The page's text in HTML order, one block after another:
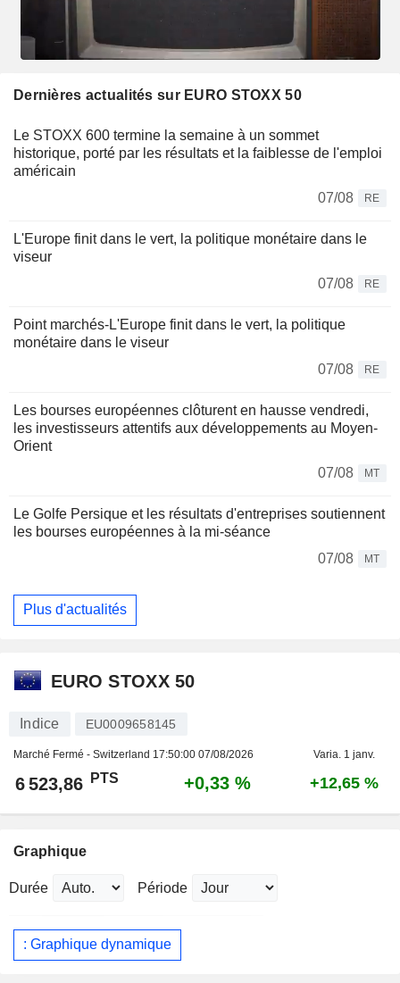
Dernières actualités sur EURO STOXX 50
Le STOXX 600 termine la semaine à un sommet
historique, porté par les résultats et la faiblesse de l'emploi
américain
07/08
RE
L'Europe finit dans le vert, la politique monétaire dans le
viseur
07/08
RE
Point marchés-L'Europe finit dans le vert, la politique
monétaire dans le viseur
07/08
RE
Les bourses européennes clôturent en hausse vendredi,
les investisseurs attentifs aux développements au Moyen-
Orient
07/08
MT
Le Golfe Persique et les résultats d'entreprises soutiennent
les bourses européennes à la mi-séance
07/08
MT
Plus d'actualités
EURO STOXX 50
Indice EU0009658145
Marché Fermé - Switzerland 17:50:00 07/08/2026 Varia. 1 janv.
6 523,86 PTS +0,33 % +12,65 %
Graphique
Durée Période
: Graphique dynamique